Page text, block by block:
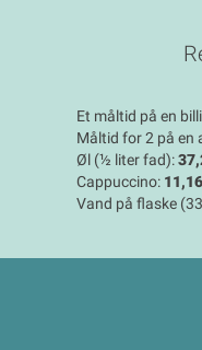
Et måltid på en
Måltid for 2 på en
Øl (½ liter fad):
Cappuccino:
Vand på flaske